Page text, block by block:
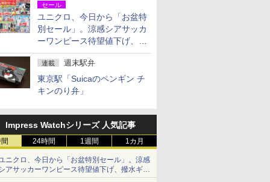
セール
ユニクロ、今日から「お盆特
別セール」。涼感シアサッカ
ーワンピース待望値下げ、撥
水ギアショーツは1990円に
連載 週末駅弁
東京駅「Suicaのペンギン チ
キンのり弁」
Impress Watchシリーズ 人気記事
24時間 1週間 1カ月
ニクロ、今日から「お盆特別セール」。涼感
アサッカーワンピース待望値下げ、撥水ギア
ョーツは1990円に